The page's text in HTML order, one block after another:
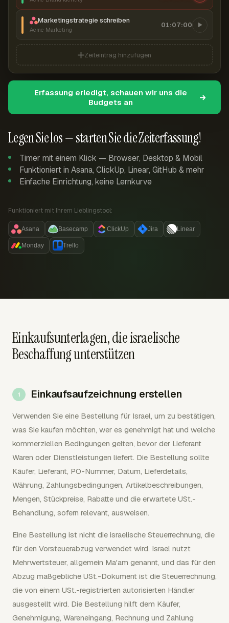
Legen Sie los — starten Sie die Zeiterfassung!
Timer mit einem Klick — Browser, Desktop & Mobil
Funktioniert in Asana, ClickUp, Linear, GitHub & mehr
Einfache Einrichtung, keine Lernkurve
Funktioniert mit Ihrem Lieblingstool:
Asana Basecamp ClickUp Jira Linear
Monday Trello
Marketingstrategie schreiben
Acme Marketing
01:07:00
Zeiteintrag hinzufügen
Erfassung erledigt, schauen wir uns die
Budgets an
Einkaufsunterlagen, die israelische
Beschaffung unterstützen
Einkaufsaufzeichnung erstellen
Verwenden Sie eine Bestellung für Israel, um zu bestätigen,
was Sie kaufen möchten, wer es genehmigt hat und welche
kommerziellen Bedingungen gelten, bevor der Lieferant
Waren oder Dienstleistungen liefert. Die Bestellung sollte
Käufer, Lieferant, PO-Nummer, Datum, Lieferdetails,
Währung, Zahlungsbedingungen, Artikelbeschreibungen,
Mengen, Stückpreise, Rabatte und die erwartete USt.-
Behandlung, sofern relevant, ausweisen.
Eine Bestellung ist nicht die israelische Steuerrechnung, die
für den Vorsteuerabzug verwendet wird. Israel nutzt
Mehrwertsteuer, allgemein Ma'am genannt, und das für den
Abzug maßgebliche USt.-Dokument ist die Steuerrechnung,
die von einem USt.-registrierten autorisierten Händler
ausgestellt wird. Die Bestellung hilft dem Käufer,
Genehmigung, Wareneingang, Rechnung und Zahlung